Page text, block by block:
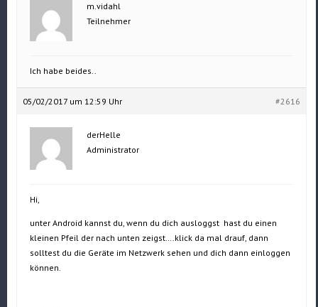
m.vidahl
Teilnehmer
Ich habe beides..
05/02/2017 um 12:59 Uhr #2616
derHelle
Administrator
Hi,
unter Android kannst du, wenn du dich ausloggst hast du einen
kleinen Pfeil der nach unten zeigst….klick da mal drauf, dann
solltest du die Geräte im Netzwerk sehen und dich dann einloggen
können.